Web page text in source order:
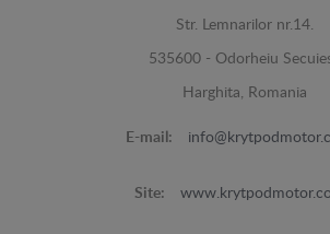
Str. Lemnarilor nr.14.
535600 - Odorheiu
Harghita, Romania
E-mail:
Site: